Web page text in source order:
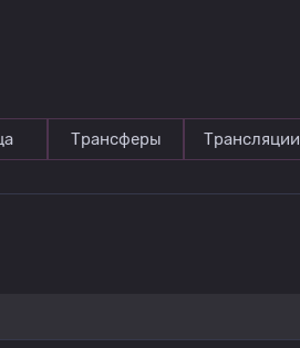
Трансферы Трансляции